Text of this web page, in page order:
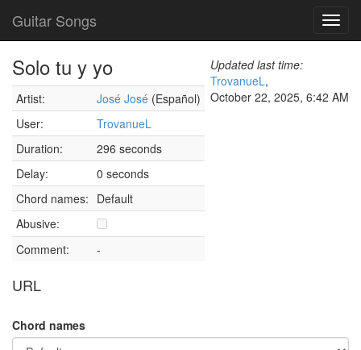
Guitar Songs
Solo tu y yo
Artist: José José (Español)
User:
TrovanueL
Duration:
296 seconds
Delay:
0 seconds
Chord names: Default
Abusive:
Comment:
-
URL
Updated last time:
TrovanueL,
October 22, 2025, 6:42 AM
Chord names